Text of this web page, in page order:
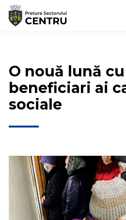
O nouă lună
beneficiari ai
sociale